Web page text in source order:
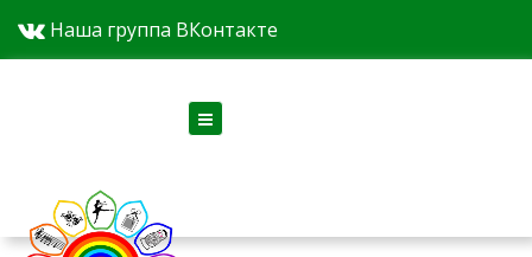
Наша группа ВКонтакте